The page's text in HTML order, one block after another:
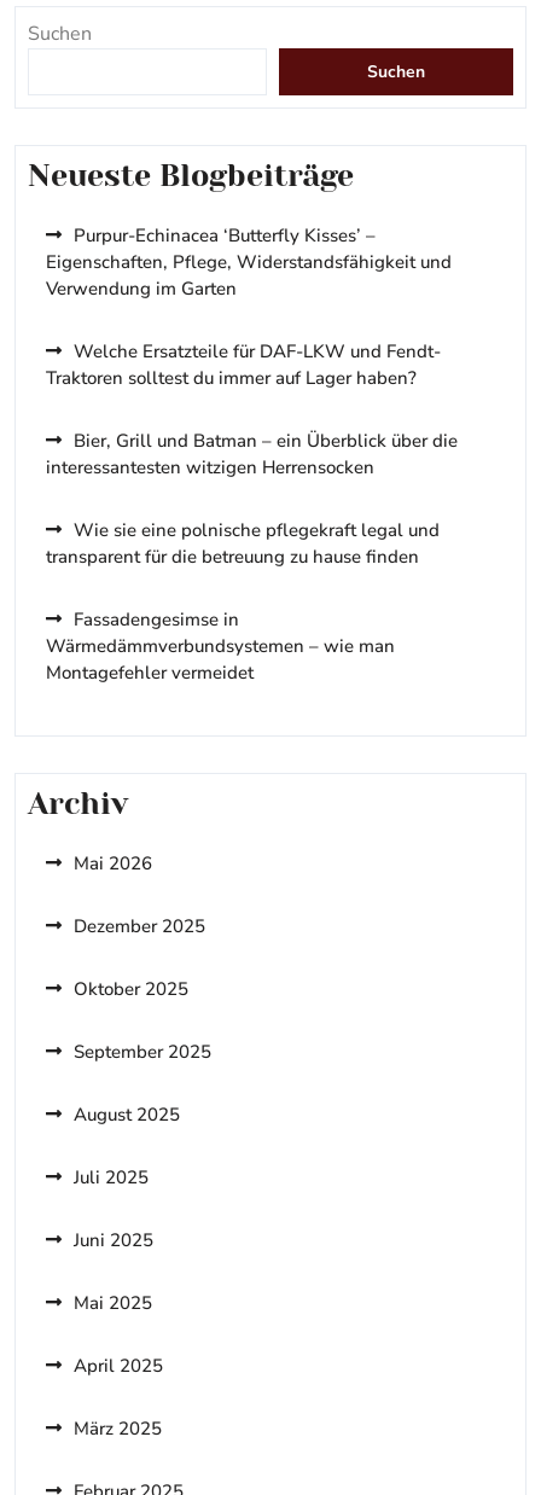
Suchen
Suchen
Neueste Blogbeiträge
Purpur-Echinacea ‘Butterfly Kisses’ –
Eigenschaften, Pflege, Widerstandsfähigkeit und
Verwendung im Garten
Welche Ersatzteile für DAF-LKW und Fendt-
Traktoren solltest du immer auf Lager haben?
Bier, Grill und Batman – ein Überblick über die
interessantesten witzigen Herrensocken
Wie sie eine polnische pflegekraft legal und
transparent für die betreuung zu hause finden
Fassadengesimse in
Wärmedämmverbundsystemen – wie man
Montagefehler vermeidet
Archiv
Mai 2026
Dezember 2025
Oktober 2025
September 2025
August 2025
Juli 2025
Juni 2025
Mai 2025
April 2025
März 2025